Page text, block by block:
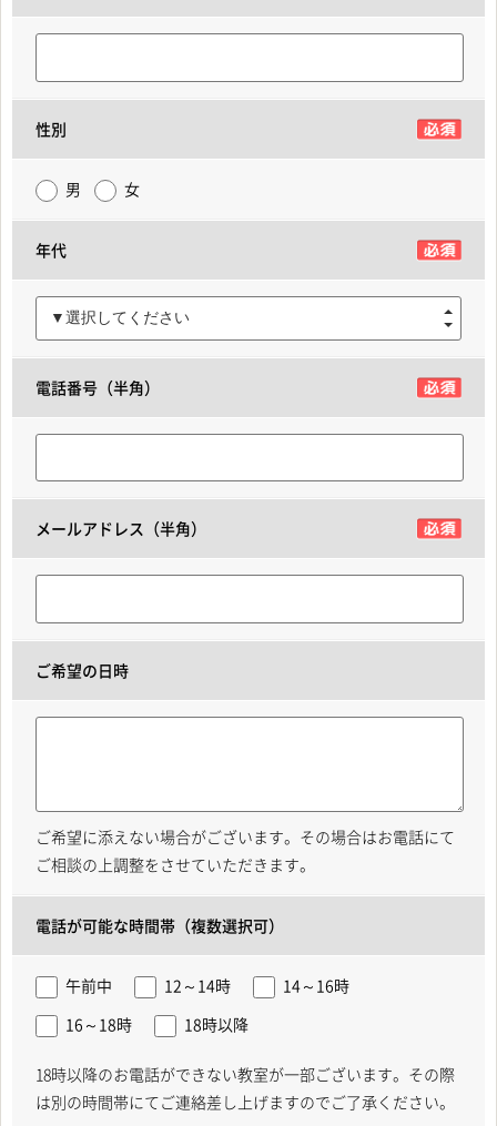
性別
男 女
年代
▼選択してください
電話番号（半角）
メールアドレス（半角）
ご希望の日時
ご希望に添えない場合がございます。その場合はお電話にて
ご相談の上調整をさせていただきます。
電話が可能な時間帯（複数選択可）
午前中 12～14時
14～16時
16～18時
18時以降
18時以降のお電話ができない教室が一部ございます。その際
は別の時間帯にてご連絡差し上げますのでご了承ください。